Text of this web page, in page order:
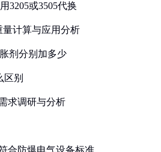
3205或3505代换
量计算与应用分析
剂分别加多少
区别
求调研与分析
合防爆电气设备标准